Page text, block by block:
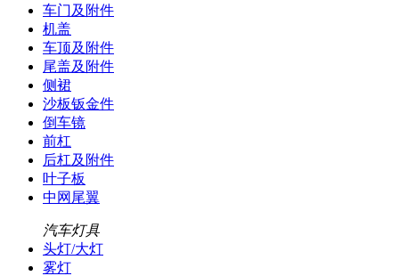
车门及附件
机盖
车顶及附件
尾盖及附件
侧裙
沙板钣金件
倒车镜
前杠
后杠及附件
叶子板
中网尾翼
汽车灯具
头灯/大灯
雾灯